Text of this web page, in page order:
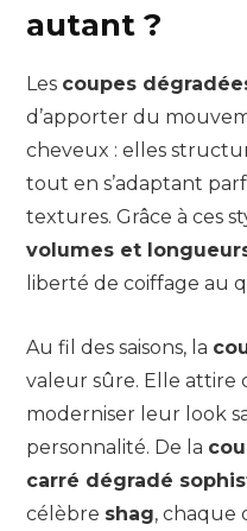
autant ?
Les coupes
d’apporter du
cheveux : elles
tout en s’adaptant
textures. Grâce à ces
volumes et
liberté de coiffage au
Au fil des saisons, la
valeur sûre. Elle attire
moderniser leur look
personnalité. De la
carré dégradé
célèbre shag, chaque